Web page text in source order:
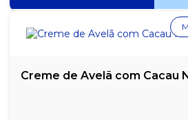
Creme de Avelã com Cacau